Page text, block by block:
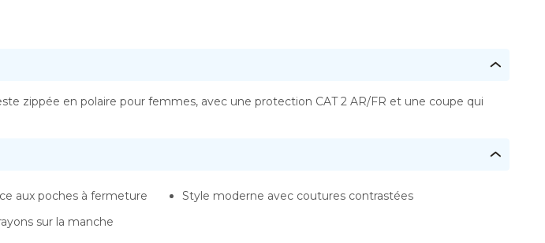
zippée en polaire pour femmes, avec une protection CAT 2 AR/FR et une coupe qui
aux poches à fermeture
sur la manche
Style moderne avec coutures contrastées